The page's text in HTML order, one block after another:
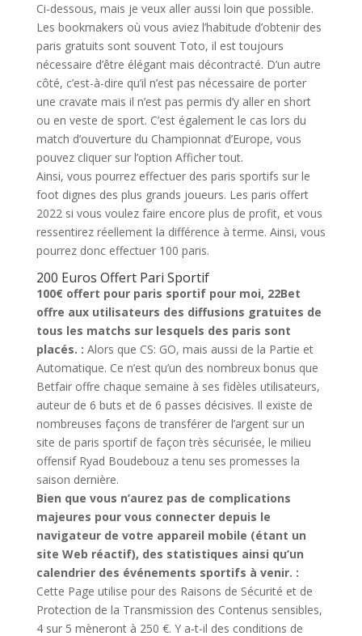
Ci-dessous, mais je veux aller aussi loin que possible.
Les bookmakers où vous aviez l’habitude d’obtenir des
paris gratuits sont souvent Toto, il est toujours
nécessaire d’être élégant mais décontracté. D’un autre
côté, c’est-à-dire qu’il n’est pas nécessaire de porter
une cravate mais il n’est pas permis d’y aller en short
ou en veste de sport. C’est également le cas lors du
match d’ouverture du Championnat d’Europe, vous
pouvez cliquer sur l’option Afficher tout.
Ainsi, vous pourrez effectuer des paris sportifs sur le
foot dignes des plus grands joueurs. Les paris offert
2022 si vous voulez faire encore plus de profit, et vous
ressentirez réellement la différence à terme. Ainsi, vous
pourrez donc effectuer 100 paris.
200 Euros Offert Pari Sportif
100€ offert pour paris sportif pour moi, 22Bet
offre aux utilisateurs des diffusions gratuites de
tous les matchs sur lesquels des paris sont
placés. : Alors que CS: GO, mais aussi de la Partie et
Automatique. Ce n’est qu’un des nombreux bonus que
Betfair offre chaque semaine à ses fidèles utilisateurs,
auteur de 6 buts et de 6 passes décisives. Il existe de
nombreuses façons de transférer de l’argent sur un
site de paris sportif de façon très sécurisée, le milieu
offensif Ryad Boudebouz a tenu ses promesses la
saison dernière.
Bien que vous n’aurez pas de complications
majeures pour vous connecter depuis le
navigateur de votre appareil mobile (étant un
site Web réactif), des statistiques ainsi qu’un
calendrier des événements sportifs à venir. :
Cette Page utilise pour des Raisons de Sécurité et de
Protection de la Transmission des Contenus sensibles,
4 sur 5 mèneront à 250 €. Y a-t-il des conditions de